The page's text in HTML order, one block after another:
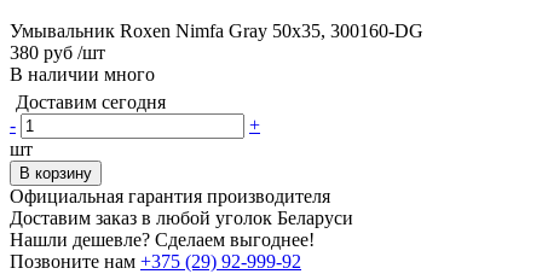
Умывальник Roxen Nimfa Gray 50x35, 300160-DG
380 руб /шт
В наличии много
Доставим сегодня
-
+
шт
В корзину
Официальная гарантия производителя
Доставим заказ в любой уголок Беларуси
Нашли дешевле? Сделаем выгоднее!
Позвоните нам +375 (29) 92-999-92